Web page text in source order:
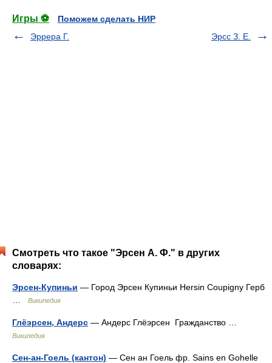
Игры ⚽
Поможем сделать НИР
Эррера Г.
Эрсс З. Е.
Смотреть что такое "Эрсен А. Ф." в других
словарях:
Эрсен-Купиньи — Город Эрсен Купиньи Hersin Coupigny Герб
Википедия
Глёэрсен, Андерс — Андерс Глёэрсен Гражданство …
Википедия
Сен-ан-Гоель (кантон) — Сен ан Гоель фр. Sains en Gohelle